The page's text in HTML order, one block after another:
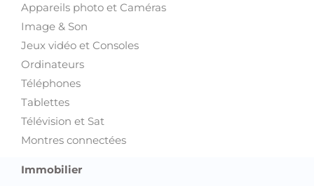
Appareils photo et Caméras
Image & Son
Jeux vidéo et Consoles
Ordinateurs
Téléphones
Tablettes
Télévision et Sat
Montres connectées
Immobilier